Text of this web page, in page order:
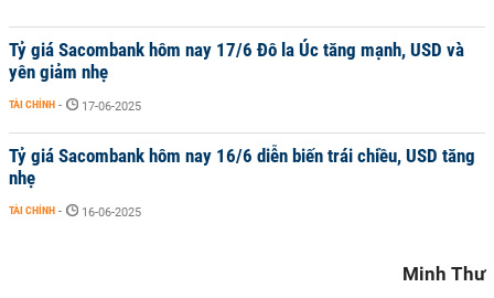
Tỷ giá Sacombank hôm nay 17/6 Đô la Úc tăng mạnh, USD và
yên giảm nhẹ
TÀI CHÍNH - 17-06-2025
Tỷ giá Sacombank hôm nay 16/6 diễn biến trái chiều, USD tăng
nhẹ
TÀI CHÍNH - 16-06-2025
Minh Thư